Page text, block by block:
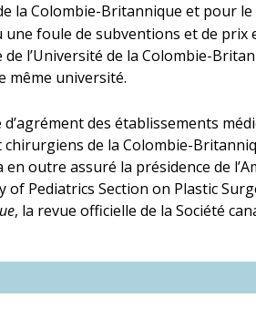
la Colombie-Britannique et pour le
foule de subventions et de prix
l’Université de la Colombie-
même université.
des établissements
de la Colombie-
outre assuré la présidence de
of Pediatrics Section on Plastic
, la revue officielle de la Société